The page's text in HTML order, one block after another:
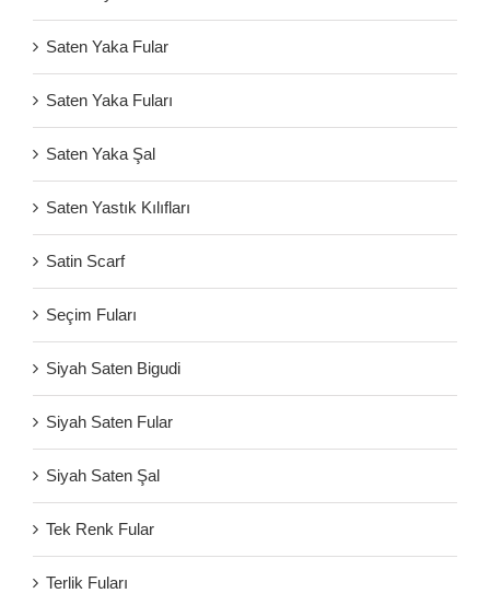
Saten Yaka Fular
Saten Yaka Fuları
Saten Yaka Şal
Saten Yastık Kılıfları
Satin Scarf
Seçim Fuları
Siyah Saten Bigudi
Siyah Saten Fular
Siyah Saten Şal
Tek Renk Fular
Terlik Fuları